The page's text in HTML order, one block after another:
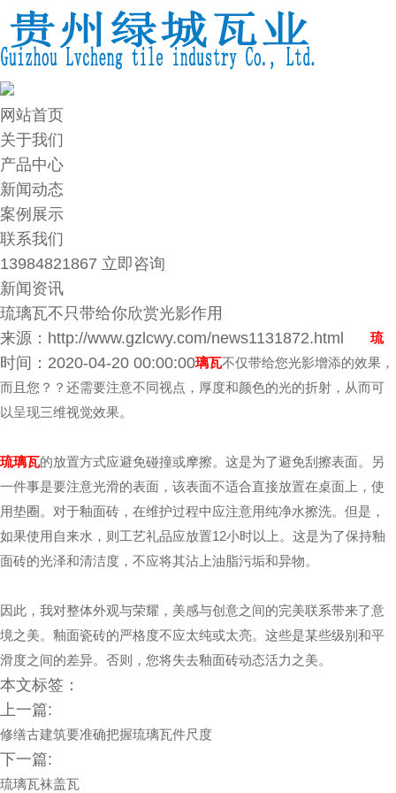
网站首页
关于我们
产品中心
新闻动态
案例展示
联系我们
13984821867 立即咨询
新闻资讯
琉璃瓦不只带给你欣赏光影作用
来源：http://www.gzlcwy.com/news1131872.html
时间：2020-04-20 00:00:00
琉
璃瓦不仅带给您光影增添的效果，
而且您？？还需要注意不同视点，厚度和颜色的光的折射，从而可
以呈现三维视觉效果。
琉璃瓦的放置方式应避免碰撞或摩擦。这是为了避免刮擦表面。另
一件事是要注意光滑的表面，该表面不适合直接放置在桌面上，使
用垫圈。对于釉面砖，在维护过程中应注意用纯净水擦洗。但是，
如果使用自来水，则工艺礼品应放置12小时以上。这是为了保持釉
面砖的光泽和清洁度，不应将其沾上油脂污垢和异物。
因此，我对整体外观与荣耀，美感与创意之间的完美联系带来了意
境之美。釉面瓷砖的严格度不应太纯或太亮。这些是某些级别和平
滑度之间的差异。否则，您将失去釉面砖动态活力之美。
本文标签：
上一篇:
修缮古建筑要准确把握琉璃瓦件尺度
下一篇:
琉璃瓦袜盖瓦